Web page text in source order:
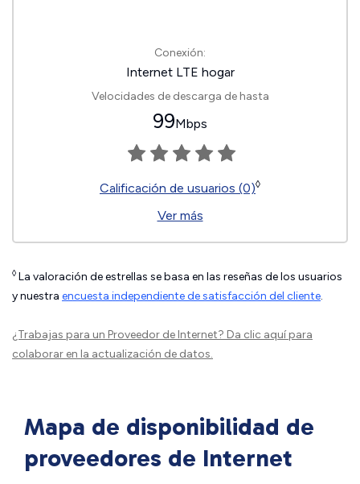
Conexión:
Internet LTE hogar
Velocidades de descarga de hasta
99Mbps
Calificación de usuarios (0)◊
Ver más
◊ La valoración de estrellas se basa en las reseñas de los usuarios
y nuestra encuesta independiente de satisfacción del cliente.
¿Trabajas para un Proveedor de Internet? Da clic aquípara
colaborar en la actualización de datos.
Mapa de disponibilidad de
proveedores de Internet